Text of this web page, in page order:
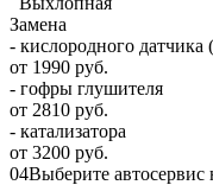
Замена
- кислородного датчика
от 1990 руб.
- гофры глушителя
от 2810 руб.
- катализатора
от 3200 руб.
04Выберите автосервис